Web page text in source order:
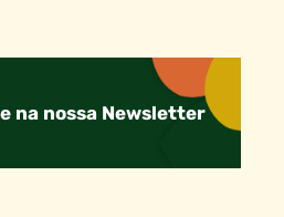
na nossa Newsletter